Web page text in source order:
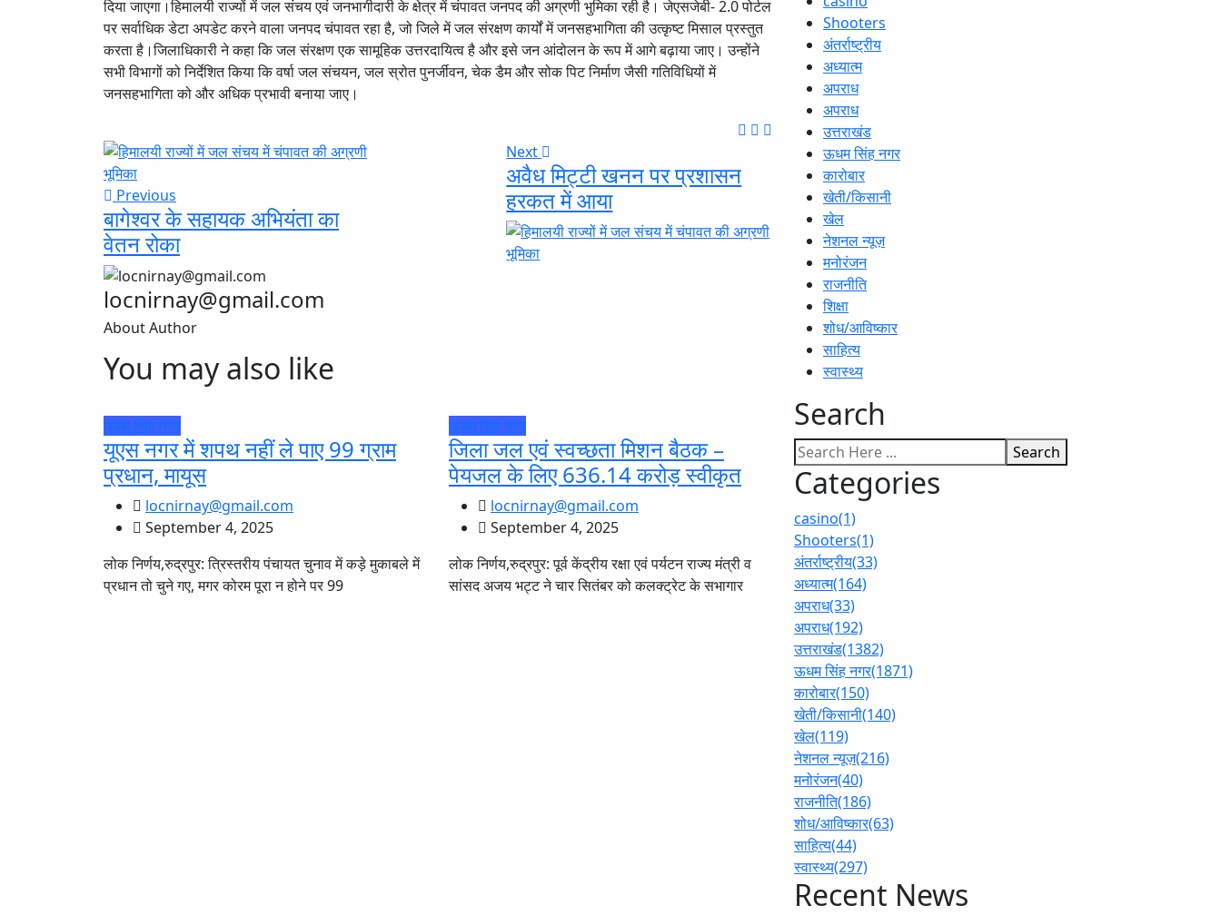
दिया जाएगा।हिमालयी राज्यों में जल संचय एवं जनभागीदारी के क्षेत्र में चंपावत जनपद की अग्रणी भुमिका रही है। जेएसजेबी- 2.0 पोर्टल
पर सर्वाधिक डेटा अपडेट करने वाला जनपद चंपावत रहा है, जो जिले में जल संरक्षण कार्यों में जनसहभागिता की उत्कृष्ट मिसाल प्रस्तुत
करता है।जिलाधिकारी ने कहा कि जल संरक्षण एक सामूहिक उत्तरदायित्व है और इसे जन आंदोलन के रूप में आगे बढ़ाया जाए। उन्होंने
सभी विभागों को निर्देशित किया कि वर्षा जल संचयन, जल स्रोत पुनर्जीवन, चेक डैम और सोक पिट निर्माण जैसी गतिविधियों में
जनसहभागिता को और अधिक प्रभावी बनाया जाए।
Previous
बागेश्वर के सहायक अभियंता का
वेतन रोका
Next
अवैध मिट्टी खनन पर प्रशासन
हरकत में आया
locnirnay@gmail.com
About Author
You may also like
ऊधम सिंह नगर
यूएस नगर में शपथ नहीं ले पाए 99 ग्राम
प्रधान, मायूस
locnirnay@gmail.com
September 4, 2025
लोक निर्णय,रुद्रपुर: त्रिस्तरीय पंचायत चुनाव में कड़े मुकाबले में
प्रधान तो चुने गए, मगर कोरम पूरा न होने पर 99
ऊधम सिंह नगर
जिला जल एवं स्वच्छता मिशन बैठक –
पेयजल के लिए 636.14 करोड़ स्वीकृत
locnirnay@gmail.com
September 4, 2025
लोक निर्णय,रुद्रपुर: पूर्व केंद्रीय रक्षा एवं पर्यटन राज्य मंत्री व
सांसद अजय भट्ट ने चार सितंबर को कलक्ट्रेट के सभागार
Shooters
अंतर्राष्ट्रीय
अध्यात्म
अपराध
अपराध
उत्तराखंड
ऊधम सिंह नगर
कारोबार
खेती/किसानी
खेल
नेशनल न्यूज़
मनोरंजन
राजनीति
शिक्षा
शोध/आविष्कार
साहित्य
स्वास्थ्य
Search
Search
Categories
casino(1)
Shooters(1)
अंतर्राष्ट्रीय(33)
अध्यात्म(164)
अपराध(33)
अपराध(192)
उत्तराखंड(1382)
ऊधम सिंह नगर(1871)
कारोबार(150)
खेती/किसानी(140)
खेल(119)
नेशनल न्यूज़(216)
मनोरंजन(40)
राजनीति(186)
शोध/आविष्कार(63)
साहित्य(44)
स्वास्थ्य(297)
Recent News